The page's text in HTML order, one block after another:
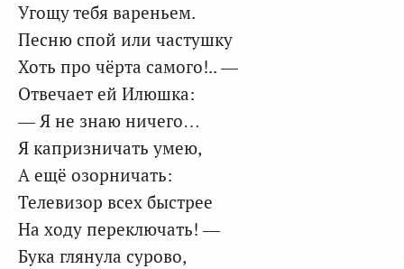
Угощу тебя вареньем.
Песню спой или частушку
Хоть про чёрта самого!.. —
Отвечает ей Илюшка:
— Я не знаю ничего…
Я капризничать умею,
А ещё озорничать:
Телевизор всех быстрее
На ходу переключать! —
Бука глянула сурово,